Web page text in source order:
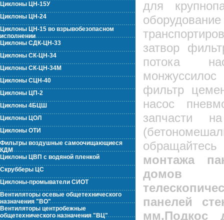
Циклоны ЦН-15У
Циклоны ЦН-24
Циклоны ЦН-15 во взрывобезопасном
исполнении
Циклоны СДК-ЦН-33
Циклоны СК-ЦН-34
Циклоны СК-ЦН-34М
Циклоны СЦН-40
Циклоны ЦП-2
Циклоны 4БЦШ
Циклоны ЦОЛ
Циклоны ОТИ
Фильтры воздушные самоочищающиеся
КДМ
Циклоны ЦВП с водяной пленкой
Скрубберы ЦС
Циклоны-промыватели СИОТ
Вентиляторы осевые общетехнического
назначения "ВО"
Вентиляторы центробежные
общетехнического назначения "ВЦ"
для
затвор
потока
фильтр
насос
запчасти
монтажа
домов
панелей
мм,Подкос